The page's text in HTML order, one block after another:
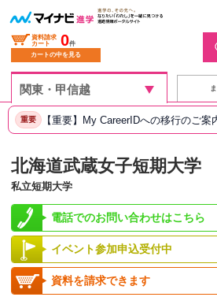
資料請求
カート
0件
カートの中を見る
重要 【重要】My CareerIDへの移行のご案
北海道武蔵女子短期大学
私立短期大学
電話でのお問い合わせはこちら
イベント参加申込受付中
資料を請求できます